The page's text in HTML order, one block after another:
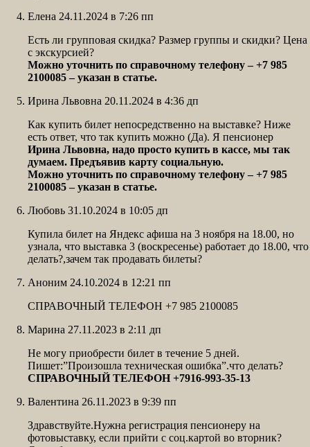
Елена 24.11.2024 в 7:26 пп
Есть ли групповая скидка? Размер группы и скидки? Цена
с экскурсией?
Можно уточнить по справочному телефону – +7 985
2100085 – указан в статье.
Ирина Львовна 20.11.2024 в 4:36 дп
Как купить билет непосредственно на выставке? Ниже
есть ответ, что так купить можно (Да). Я пенсионер
Ирина Львовна, надо просто купить в кассе, мы так
думаем. Предъявив карту социальную.
Можно уточнить по справочному телефону – +7 985
2100085 – указан в статье.
Любовь 31.10.2024 в 10:05 дп
Купила билет на Яндекс афиша на 3 ноября на 18.00, но
узнала, что выставка 3 (воскресенье) работает до 18.00, что
делать?,зачем так продавать билеты?
Аноним 24.10.2024 в 12:21 пп
СПРАВОЧНЫЙ ТЕЛЕФОН +7 985 2100085
Марина 27.11.2023 в 2:11 дп
Не могу приобрести билет в течение 5 дней.
Пишет:”Произошла техническая ошибка”.что делать?
СПРАВОЧНЫЙ ТЕЛЕФОН +7916-993-35-13
Валентина 26.11.2023 в 9:39 пп
Здравствуйте.Нужна регистрация пенсионеру на
фотовыставку, если прийти с соц.картой во вторник?